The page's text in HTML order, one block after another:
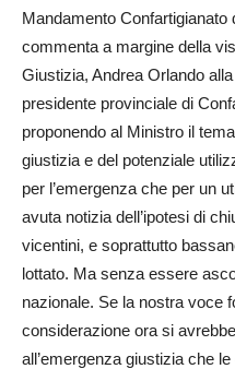
Mandamento Confarti­gianato
commenta a margine della
Giustizia, Andrea Orlando
presidente provinciale di
proponendo al Ministro il
giustizia e del potenziale
per l’emergenza che per un
avuta notizia dell’ipotesi di
vicentini, e soprattutto
lottato. Ma senza essere
nazionale. Se la nostra voce
considerazione ora si
all’emergenza giustizia che